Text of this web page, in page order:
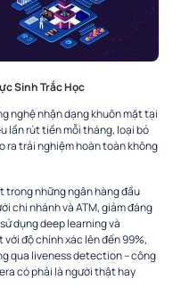
Sinh Trắc Học
nghệ nhận dạng khuôn mặt tại
lần rút tiền mỗi tháng, loại bỏ
ra trải nghiệm hoàn toàn không
trong những ngân hàng đầu
chi nhánh và ATM, giảm đáng
dụng deep learning và
độ chính xác lên đến 99%,
qua liveness detection – công
có phải là người thật hay